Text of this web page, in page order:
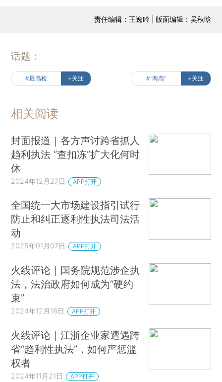
责任编辑：王逸吟 | 版面编辑：吴秋晗
话题：
#最高检 +关注 #“两高” +关注
相关阅读
封面报道｜各方声讨跨省抓人
趋利执法 “查扣冻”扩大化何时
休
2024年12月27日 APP打开
全国统一大市场建设指引试行
防止和纠正逐利性执法司法活
动
2025年01月07日 APP打开
火线评论｜国务院规范涉企执
法，法治政府如何成为“硬约
束”
2024年12月18日 APP打开
火线评论｜江浙企业家遭遇跨
省“趋利性执法”，如何严惩滥
权者
2024年11月21日 APP打开